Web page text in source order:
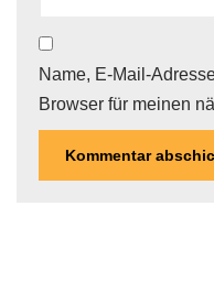
Name, E-Mail-
Browser für meinen